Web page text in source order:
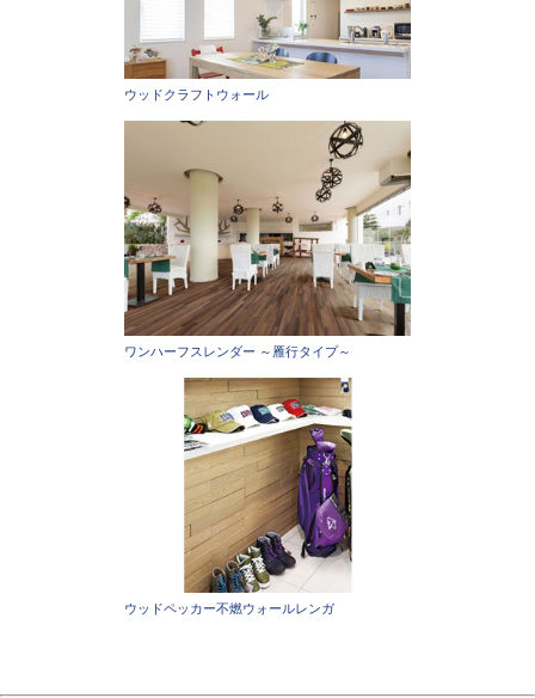
ウッドクラフトウォール
ワンハーフスレンダー ～雁行タイプ～
ウッドペッカー不燃ウォールレンガ